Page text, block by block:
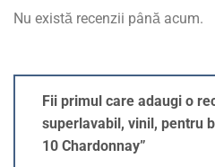
Nu există recenzii până acum.
Fii primul care adaugi o
superlavabil, vinil, pentru
10 Chardonnay”